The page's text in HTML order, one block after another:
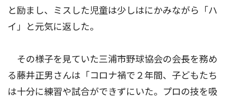
と励まし、ミスした児童は少しはにかみながら「ハ
イ」と元気に返した。
その様子を見ていた三浦市野球協会の会長を務め
る藤井正男さんは「コロナ禍で２年間、子どもたち
は十分に練習や試合ができずにいた。プロの技を吸